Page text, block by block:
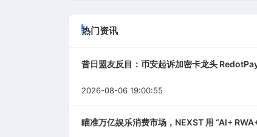
热门资讯
昔日盟友反目：币安起诉加密卡龙头
2026-08-06 19:00:55
瞄准万亿娱乐消费市场，NEXST 用 “AI+